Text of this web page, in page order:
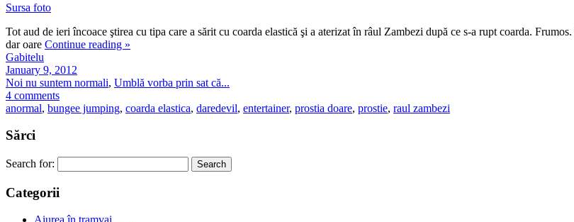
Sursa foto
Tot aud de ieri încoace ştirea cu tipa care a sărit cu coarda elastică şi a aterizat în râul Zambezi după ce s-a rupt coarda. Frumos.
dar oare Continue reading »
Gabitelu
January 9, 2012
Noi nu suntem normali, Umblă vorba prin sat că...
4 comments
anormal, bungee jumping, coarda elastica, daredevil, entertainer, prostia doare, prostie, raul zambezi
Sărci
Search for:
Categorii